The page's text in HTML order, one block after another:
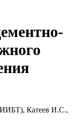
Катеев И.С.,